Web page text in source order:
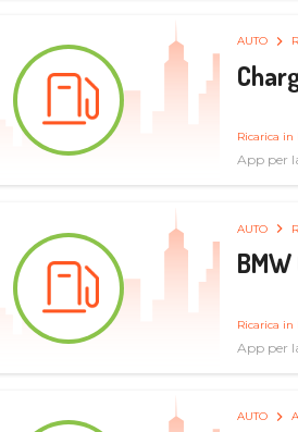
AUTO
Ricarica in
App per
AUTO
Ricarica in
App per
AUTO